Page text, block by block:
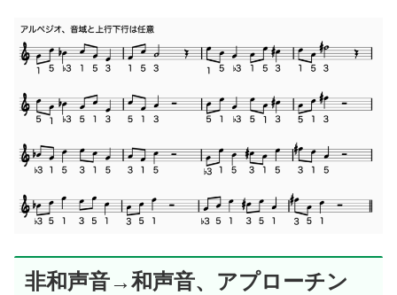
非和声音→和声音、アプローチン